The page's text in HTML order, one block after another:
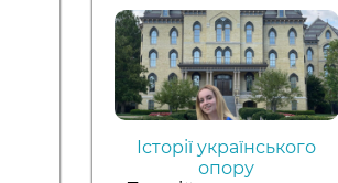
Історії українського
опору